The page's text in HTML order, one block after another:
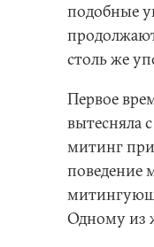
подобные
столь же
Первое
вытесняла
митинг
поведение
Одному из